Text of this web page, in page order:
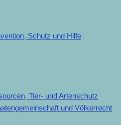
Schutz und Hilfe
Tier- und Artenschutz
und Völkerrecht